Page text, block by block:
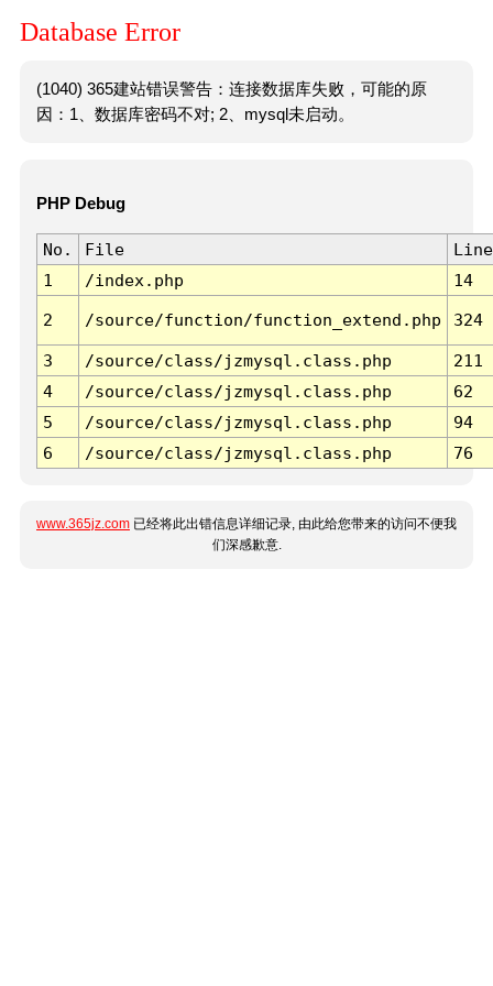
Database Error
(1040) 365建站错误警告：连接数据库失败，可能的原
因：1、数据库密码不对; 2、mysql未启动。
PHP Debug
No. File
Line
1
/index.php 14
2 /source/function/function_extend.php 324
3 /source/class/jzmysql.class.php
211
4
/source/class/jzmysql.class.php
62
5
/source/class/jzmysql.class.php
94
6
/source/class/jzmysql.class.php 76
www.365jz.com 已经将此出错信息详细记录, 由此给您带来的访问不便我
们深感歉意.